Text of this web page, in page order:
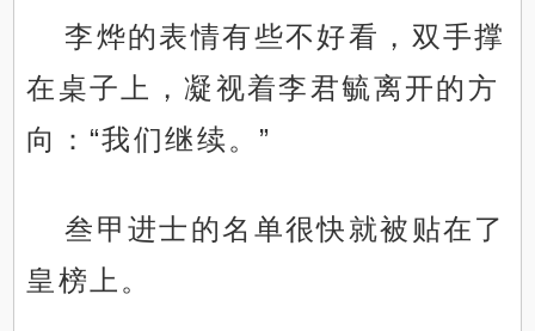
李烨的表情有些不好看，双手撑
在桌子上，凝视着李君毓离开的方
向：“我们继续。”
叁甲进士的名单很快就被贴在了
皇榜上。